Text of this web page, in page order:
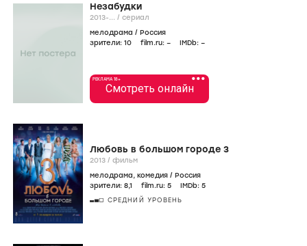
Незабудки
2013-... / сериал
мелодрама / Россия
зрители: 10 film.ru: – IMDb: –
•••
РЕКЛАМА 18+
Смотреть онлайн
Любовь в большом городе 3
2013 / фильм
мелодрама, комедия / Россия
зрители: 8,1 film.ru: 5 IMDb: 5
СРЕДНИЙ УРОВЕНЬ